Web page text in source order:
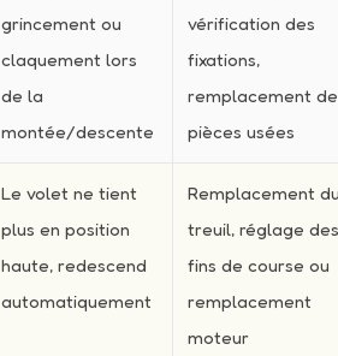
grincement ou
claquement lors
de la
montée/descente
vérification des
fixations,
remplacement de
pièces usées
Le volet ne tient
plus en position
haute, redescend
automatiquement
Remplacement
treuil, réglage
fins de course ou
remplacement
moteur